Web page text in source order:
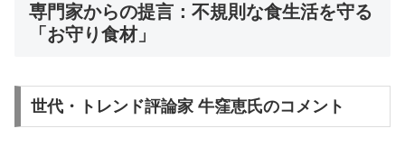
専門家からの提言：不規則な食生活を守る
「お守り食材」
世代・トレンド評論家 牛窪恵氏のコメント